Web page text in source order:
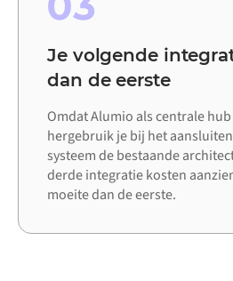
Je volgende
dan de eerste
Omdat Alumio als centrale
hergebruik je bij het
systeem de bestaande
derde integratie kosten
moeite dan de eerste.